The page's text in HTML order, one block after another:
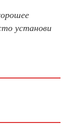
установи